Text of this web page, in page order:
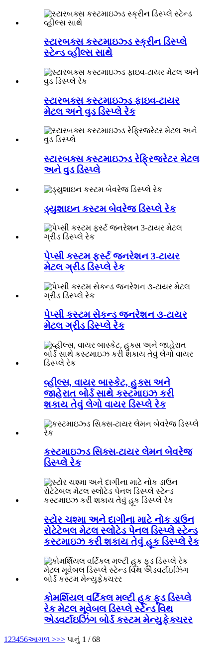
સ્ટારબક્સ કસ્ટમાઇઝ્ડ સ્ક્રીન ડિસ્પ્લે
સ્ટેન્ડ વ્હીલ્સ સાથે
સ્ટારબક્સ કસ્ટમાઇઝ્ડ ફાઇવ-ટાયર
મેટલ અને વુડ ડિસ્પ્લે રેક
સ્ટારબક્સ કસ્ટમાઇઝ્ડ રેફ્રિજરેટર મેટલ
અને વુડ ડિસ્પ્લે
ડ્યુશાઇન કસ્ટમ બેવરેજ ડિસ્પ્લે રેક
પેપ્સી કસ્ટમ ફર્સ્ટ જનરેશન 3-ટાયર
મેટલ ગ્રીડ ડિસ્પ્લે રેક
પેપ્સી કસ્ટમ સેકન્ડ જનરેશન ૩-ટાયર
મેટલ ગ્રીડ ડિસ્પ્લે રેક
વ્હીલ્સ, વાયર બાસ્કેટ, હુક્સ અને
જાહેરાત બોર્ડ સાથે કસ્ટમાઇઝ કરી
શકાય તેવું લેગો વાયર ડિસ્પ્લે રેક
કસ્ટમાઇઝ્ડ સિક્સ-ટાયર લેમન બેવરેજ
ડિસ્પ્લે રેક
સ્ટોર ચશ્મા અને દાગીના માટે નોક ડાઉન
રોટેટેબલ મેટલ સ્લોટેડ પેનલ ડિસ્પ્લે સ્ટેન્ડ
કસ્ટમાઇઝ કરી શકાય તેવું હૂક ડિસ્પ્લે રેક
કોમર્શિયલ વર્ટિકલ મલ્ટી હૂક ફૂડ ડિસ્પ્લે
રેક મેટલ મૂવેબલ ડિસ્પ્લે સ્ટેન્ડ વિથ
એડવર્ટાઇઝિંગ બોર્ડ કસ્ટમ મેન્યુફેક્ચરર
1 23456આગળ >>> પાનું 1 / 68